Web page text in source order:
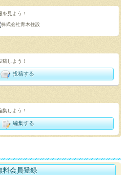
見よう！
稿しよう！
投稿する
集しよう！
編集する
料会員登録